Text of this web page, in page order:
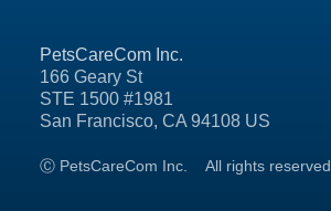
PetsCareCom Inc.
166 Geary St
STE 1500 #1981
San Francisco, CA 94108 US
Ⓒ PetsCareCom Inc. All rights reserved